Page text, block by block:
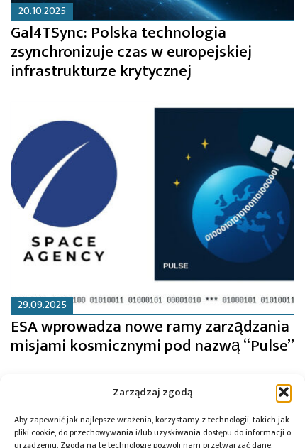
Zarządzaj zgodą
Aby zapewnić jak najlepsze wrażenia, korzystamy z technologii, takich jak
pliki cookie, do przechowywania i/lub uzyskiwania dostępu do informacji o
urządzeniu. Zgoda na te technologie pozwoli nam przetwarzać dane,
20.10.2025
Gal4TSync: Polska technologia
zsynchronizuje czas w europejskiej
infrastrukturze krytycznej
29.09.2025
ESA wprowadza nowe ramy zarządzania
misjami kosmicznymi pod nazwą “Pulse”